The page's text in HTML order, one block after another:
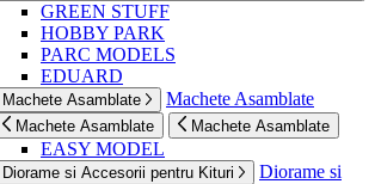
GREEN STUFF
HOBBY PARK
PARC MODELS
EDUARD
Machete Asamblate Machete Asamblate
Machete Asamblate Machete Asamblate
EASY MODEL
Diorame si Accesorii pentru Kituri
Diorame si